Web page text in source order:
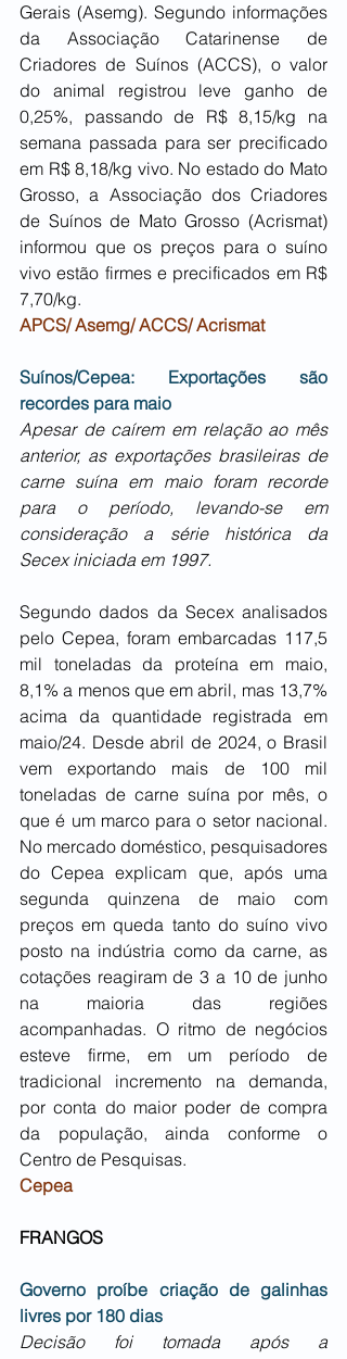
Gerais (Asemg). Segundo informações
da Associação Catarinense de
Criadores de Suínos (ACCS), o valor
do animal registrou leve ganho de
0,25%, passando de R$ 8,15/kg na
semana passada para ser precificado
em R$ 8,18/kg vivo. No estado do Mato
Grosso, a Associação dos Criadores
de Suínos de Mato Grosso (Acrismat)
informou que os preços para o suíno
vivo estão firmes e precificados em R$
7,70/kg.
APCS/ Asemg/ ACCS/ Acrismat
Suínos/Cepea: Exportações são
recordes para maio
Apesar de caírem em relação ao mês
anterior, as exportações brasileiras de
carne suína em maio foram recorde
para o período, levando-se em
consideração a série histórica da
Secex iniciada em 1997.
Segundo dados da Secex analisados
pelo Cepea, foram embarcadas 117,5
mil toneladas da proteína em maio,
8,1% a menos que em abril, mas 13,7%
acima da quantidade registrada em
maio/24. Desde abril de 2024, o Brasil
vem exportando mais de 100 mil
toneladas de carne suína por mês, o
que é um marco para o setor nacional.
No mercado doméstico, pesquisadores
do Cepea explicam que, após uma
segunda quinzena de maio com
preços em queda tanto do suíno vivo
posto na indústria como da carne, as
cotações reagiram de 3 a 10 de junho
na maioria das regiões
acompanhadas. O ritmo de negócios
esteve firme, em um período de
tradicional incremento na demanda,
por conta do maior poder de compra
da população, ainda conforme o
Centro de Pesquisas.
Cepea
FRANGOS
Governo proíbe criação de galinhas
livres por 180 dias
Decisão foi tomada após a